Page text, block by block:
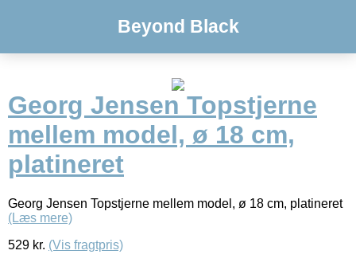
Beyond Black
Georg Jensen Topstjerne
mellem model, ø 18 cm,
platineret
Georg Jensen Topstjerne mellem model, ø 18 cm, platineret
(Læs mere)
529 kr. (Vis fragtpris)